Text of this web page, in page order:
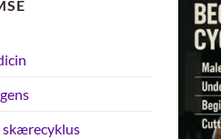
skærecyklus